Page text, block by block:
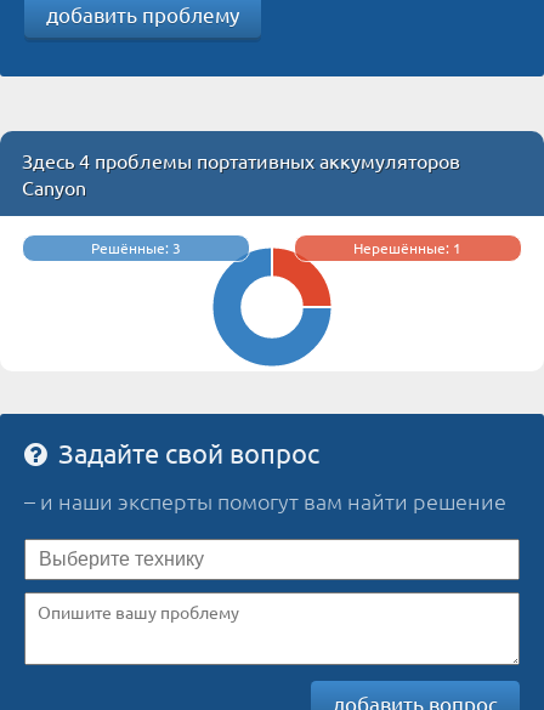
добавить проблему
Здесь 4 проблемы портативных аккумуляторов
Canyon
Решённые: 3 Нерешённые: 1
Задайте свой вопрос
– и наши эксперты помогут вам найти решение
добавить вопрос